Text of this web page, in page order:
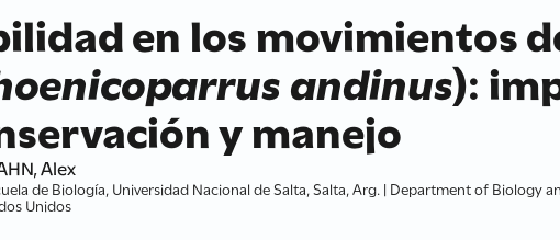
en los movimientos
andinus):
y manejo
Alex
de Biología, Universidad Nacional de Salta, Salta, Arg. | Department of Biology
Unidos